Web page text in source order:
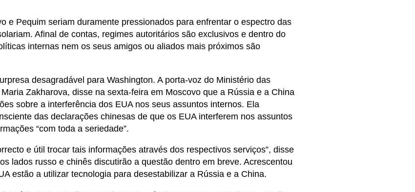
e Pequim seriam duramente pressionados para enfrentar o espectro das
Afinal de contas, regimes autoritários são exclusivos e dentro do
internas nem os seus amigos ou aliados mais próximos são
desagradável para Washington. A porta-voz do Ministério das
Zakharova, disse na sexta-feira em Moscovo que a Rússia e a China
sobre a interferência dos EUA nos seus assuntos internos. Ela
das declarações chinesas de que os EUA interferem nos assuntos
“com toda a seriedade”.
e útil trocar tais informações através dos respectivos serviços”, disse
lados russo e chinês discutirão a questão dentro em breve. Acrescentou
estão a utilizar tecnologia para desestabilizar a Rússia e a China.